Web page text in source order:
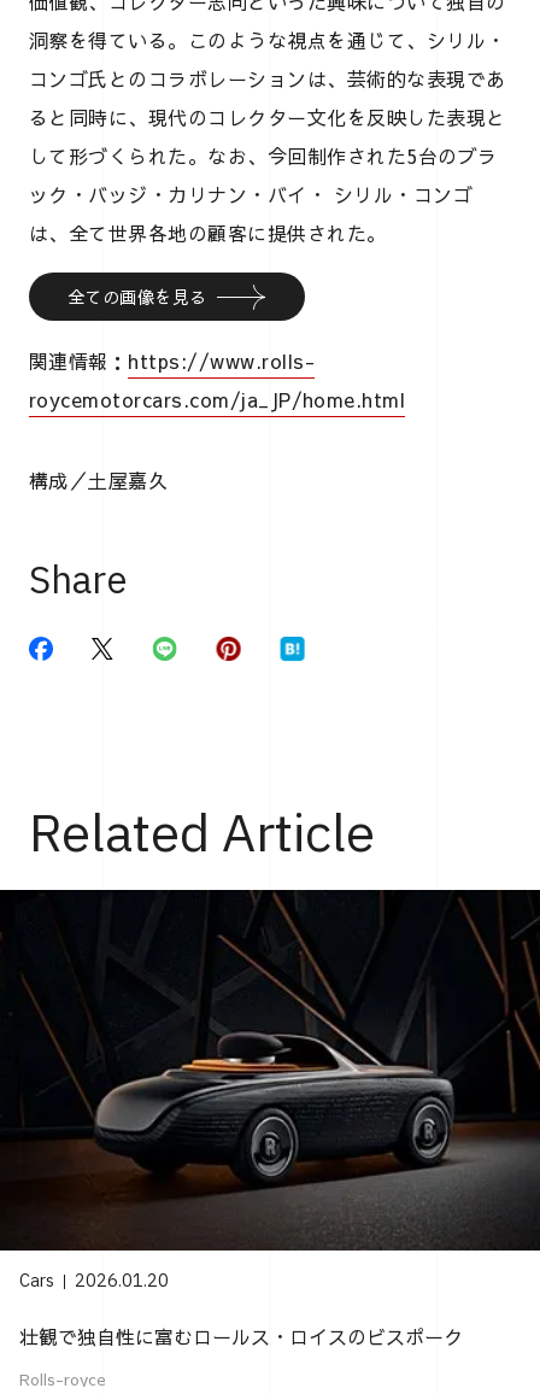
洞察を得ている。このような視点を通じて、シリル・
コンゴ氏とのコラボレーションは、芸術的な表現であ
ると同時に、現代のコレクター文化を反映した表現と
して形づくられた。なお、今回制作された5台のブラ
ック・バッジ・カリナン・バイ・ シリル・コンゴ
は、全て世界各地の顧客に提供された。
全ての画像を見る
関連情報： https://www.rolls-
roycemotorcars.com/ja_JP/home.html
構成／土屋嘉久
Share
Related Article
Cars 2026.01.20
壮観で独自性に富むロールス・ロイスのビスポーク
Rolls-royce